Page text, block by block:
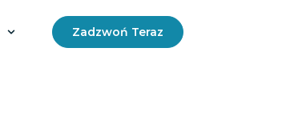
Zadzwoń Teraz